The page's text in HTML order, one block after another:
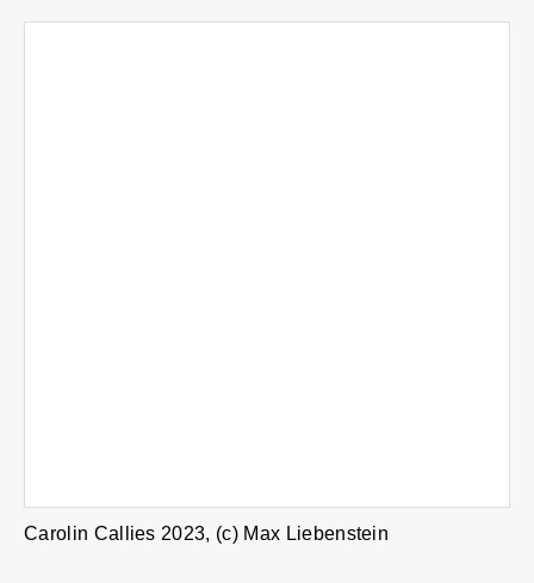
Carolin Callies 2023, (c) Max Liebenstein